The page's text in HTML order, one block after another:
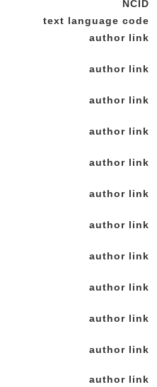
NCID
text language code
author link
author link
author link
author link
author link
author link
author link
author link
author link
author link
author link
author link